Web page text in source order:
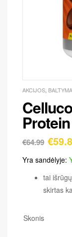
AKCIJOS
€64.99 €
Yra sandėlyje:
tai
skirtas
Skonis